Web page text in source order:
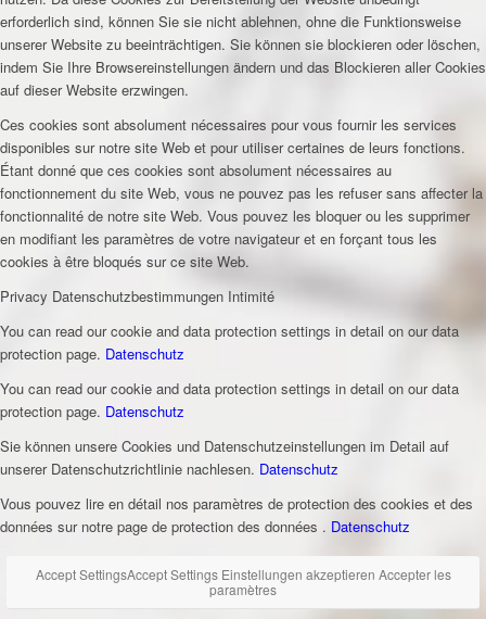
erforderlich sind, können Sie sie nicht ablehnen, ohne die Funktionsweise
unserer Website zu beeinträchtigen. Sie können sie blockieren oder löschen,
indem Sie Ihre Browsereinstellungen ändern und das Blockieren aller Cookies
auf dieser Website erzwingen.
Ces cookies sont absolument nécessaires pour vous fournir les services
disponibles sur notre site Web et pour utiliser certaines de leurs fonctions.
Étant donné que ces cookies sont absolument nécessaires au
fonctionnement du site Web, vous ne pouvez pas les refuser sans affecter la
fonctionnalité de notre site Web. Vous pouvez les bloquer ou les supprimer
en modifiant les paramètres de votre navigateur et en forçant tous les
cookies à être bloqués sur ce site Web.
Privacy Datenschutzbestimmungen Intimité
You can read our cookie and data protection settings in detail on our data
protection page. Datenschutz
You can read our cookie and data protection settings in detail on our data
protection page. Datenschutz
Sie können unsere Cookies und Datenschutzeinstellungen im Detail auf
unserer Datenschutzrichtlinie nachlesen. Datenschutz
Vous pouvez lire en détail nos paramètres de protection des cookies et des
données sur notre page de protection des données . Datenschutz
Accept SettingsAccept Settings Einstellungen akzeptieren Accepter les
paramètres